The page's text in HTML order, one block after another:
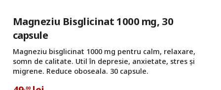
Magneziu Bisglicinat 1000 mg, 30
capsule
Magneziu bisglicinat 1000 mg pentru calm, relaxare,
somn de calitate. Util în depresie, anxietate, stres și
migrene. Reduce oboseala. 30 capsule.
,00